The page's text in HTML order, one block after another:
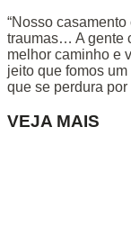
“Nosso
traumas… A gente
melhor caminho e
jeito que fomos
que se perdura por
VEJA MAIS